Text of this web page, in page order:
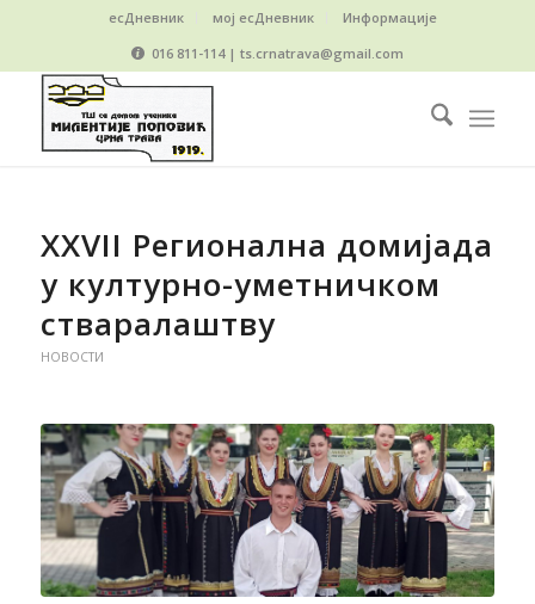
есДневник мој есДневник
Информације
016 811-114 | ts.crnatrava@gmail.com
XXVII Регионална домијада
у културно-уметничком
стваралаштву
НОВОСТИ